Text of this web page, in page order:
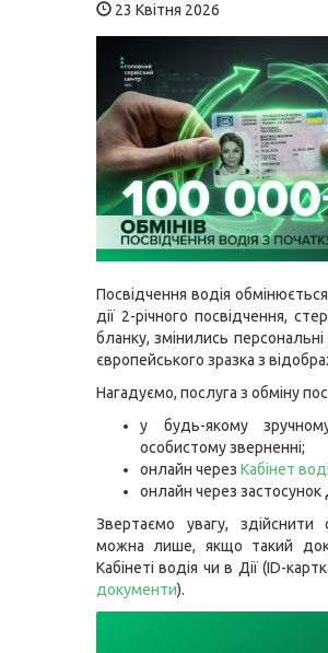
23 Квітня 2026
Посвідчення водія
дії 2-річного посвідчення,
бланку, змінились
європейського зразка з
Нагадуємо, послуга з обміну
у будь-якому
особистому зверненні;
онлайн через Кабінет
онлайн через застосунок
Звертаємо увагу, здійснити
можна лише, якщо такий
Кабінеті водія чи в Дії (ID-
документи).